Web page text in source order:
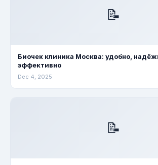
📝
Биочек клиника Москва: удобно,
эффективно
Dec 4, 2025
📝